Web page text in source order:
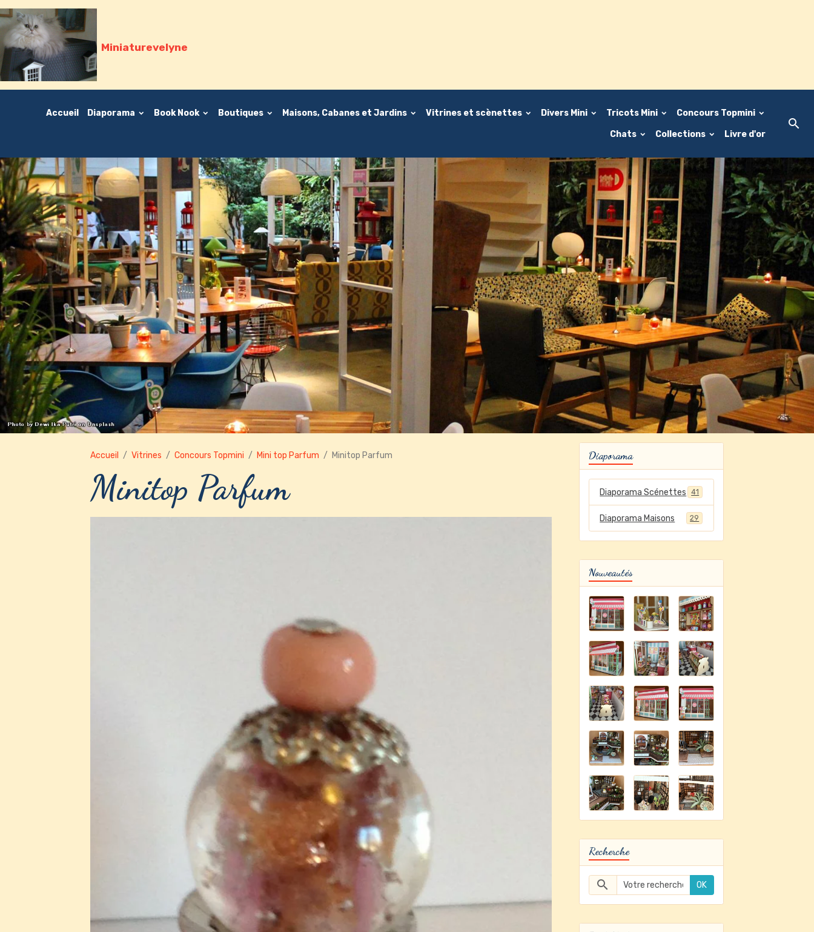
Miniaturevelyne
Accueil Diaporama Book Nook Boutiques Maisons, Cabanes et Jardins Vitrines et scènettes Divers Mini Tricots Mini Concours Topmini
Chats Collections Livre d'or
Accueil Vitrines Concours Topmini Mini top Parfum Minitop Parfum
Minitop Parfum
Diaporama
Diaporama Scénettes 41
Diaporama Maisons 29
Nouveautés
Recherche
OK